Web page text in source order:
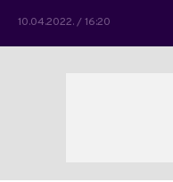
10.04.2022. / 16:20